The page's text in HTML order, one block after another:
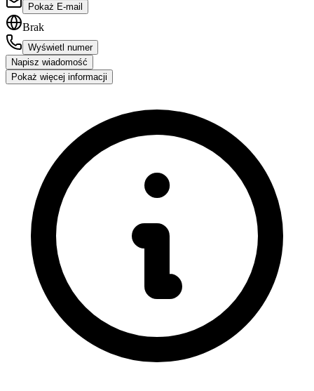
Pokaż E-mail
Brak
Wyświetl numer
Napisz wiadomość
Pokaż więcej informacji